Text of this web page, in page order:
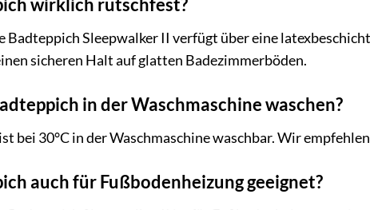
wirklich rutschfest?
Badteppich Sleepwalker II verfügt über eine
sicheren Halt auf glatten Badezimmerböden.
in der Waschmaschine waschen?
bei 30°C in der Waschmaschine waschbar. Wir
auch für Fußbodenheizung geeignet?